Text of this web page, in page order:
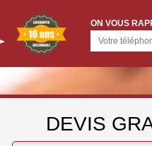
ON VOUS
DEVIS